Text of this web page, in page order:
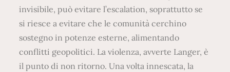
invisibile, può evitare l’escalation, soprattutto se
si riesce a evitare che le comunità cerchino
sostegno in potenze esterne, alimentando
conflitti geopolitici. La violenza, avverte Langer, è
il punto di non ritorno. Una volta innescata, la